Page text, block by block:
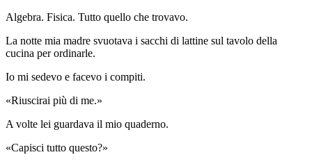
Algebra. Fisica. Tutto quello che trovavo.
La notte mia madre svuotava i sacchi di lattine sul tavolo della
cucina per ordinarle.
Io mi sedevo e facevo i compiti.
«Riuscirai più di me.»
A volte lei guardava il mio quaderno.
«Capisci tutto questo?»